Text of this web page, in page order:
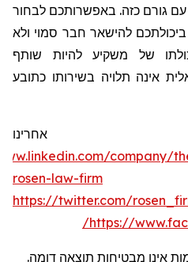
גורם כזה. באפשרותכם לבחור
להישאר חבר סמוי ולא
של משקיע להיות שותף
אינה תלויה בשירותו כתובע
company/
rosen-law-firm
https://twitter.com/
https://
אינן מבטיחות תוצאה דומה.